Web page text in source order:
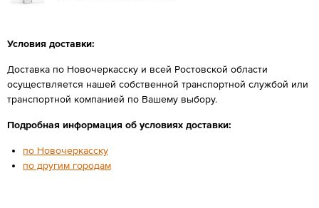
Условия доставки:
Доставка по Новочеркасску и всей Ростовской области
осуществляется нашей собственной транспортной службой или
транспортной компанией по Вашему выбору.
Подробная информация об условиях доставки:
по Новочеркасску
по другим городам